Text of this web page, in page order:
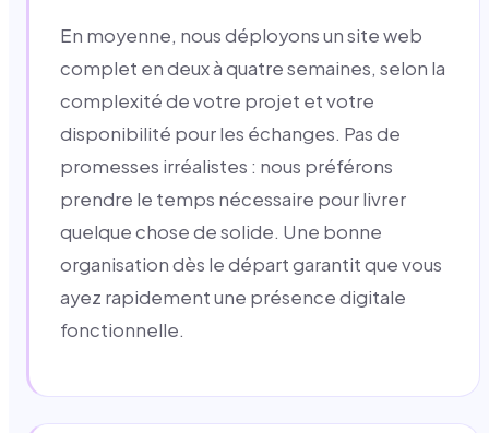
En moyenne, nous déployons un site web
complet en deux à quatre semaines, selon la
complexité de votre projet et votre
disponibilité pour les échanges. Pas de
promesses irréalistes : nous préférons
prendre le temps nécessaire pour livrer
quelque chose de solide. Une bonne
organisation dès le départ garantit que vous
ayez rapidement une présence digitale
fonctionnelle.